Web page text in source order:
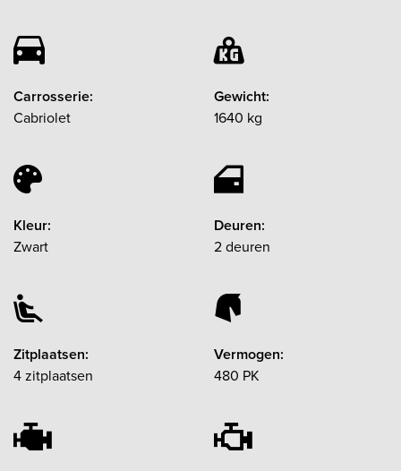
Carrosserie:
Cabriolet
Gewicht:
1640 kg
Kleur:
Zwart
Deuren:
2 deuren
Zitplaatsen:
4 zitplaatsen
Vermogen:
480 PK